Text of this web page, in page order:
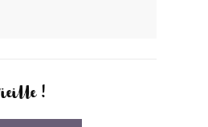
FONCTIONNE BLV ?
!